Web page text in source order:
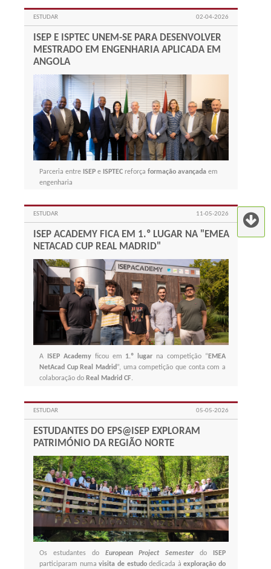
ESTUDAR 02-04-2026
ISEP E ISPTEC UNEM-SE PARA DESENVOLVER
MESTRADO EM ENGENHARIA APLICADA EM
ANGOLA
Parceria entre ISEP e ISPTEC reforça formação avançada em
engenharia
ESTUDAR 11-05-2026
ISEP ACADEMY FICA EM 1.º LUGAR NA "EMEA
NETACAD CUP REAL MADRID"
A ISEP Academyficou em 1.º lugar na competição “ EMEA
NetAcad Cup Real Madrid”, uma competição que conta com a
colaboração do Real Madrid CF.
ESTUDAR 05-05-2026
ESTUDANTES DO EPS@ISEP EXPLORAM
PATRIMÓNIO DA REGIÃO NORTE
Os estudantes do European Project Semesterdo
ISEP
participaram numavisita de estudodedicada àexploração do